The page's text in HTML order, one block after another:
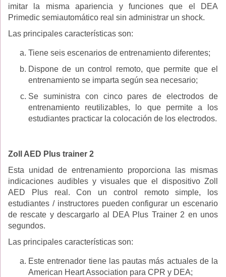
imitar la misma apariencia y funciones que el DEA
Primedic semiautomático real sin administrar un shock.
Las principales características son:
Tiene seis escenarios de entrenamiento diferentes;
Dispone de un control remoto, que permite que el
entrenamiento se imparta según sea necesario;
Se suministra con cinco pares de electrodos de
entrenamiento reutilizables, lo que permite a los
estudiantes practicar la colocación de los electrodos.
Zoll AED Plus trainer 2
Esta unidad de entrenamiento proporciona las mismas
indicaciones audibles y visuales que el dispositivo Zoll
AED Plus real. Con un control remoto simple, los
estudiantes / instructores pueden configurar un escenario
de rescate y descargarlo al DEA Plus Trainer 2 en unos
segundos.
Las principales características son:
Este entrenador tiene las pautas más actuales de la
American Heart Association para CPR y DEA;